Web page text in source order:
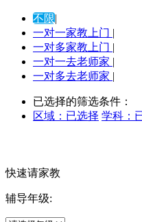
不限|
一对一家教上门 |
一对多家教上门 |
一对一去老师家 |
一对多去老师家 |
已选择的筛选条件：
区域： 已选择 学科：
快速请家教
辅导年级: